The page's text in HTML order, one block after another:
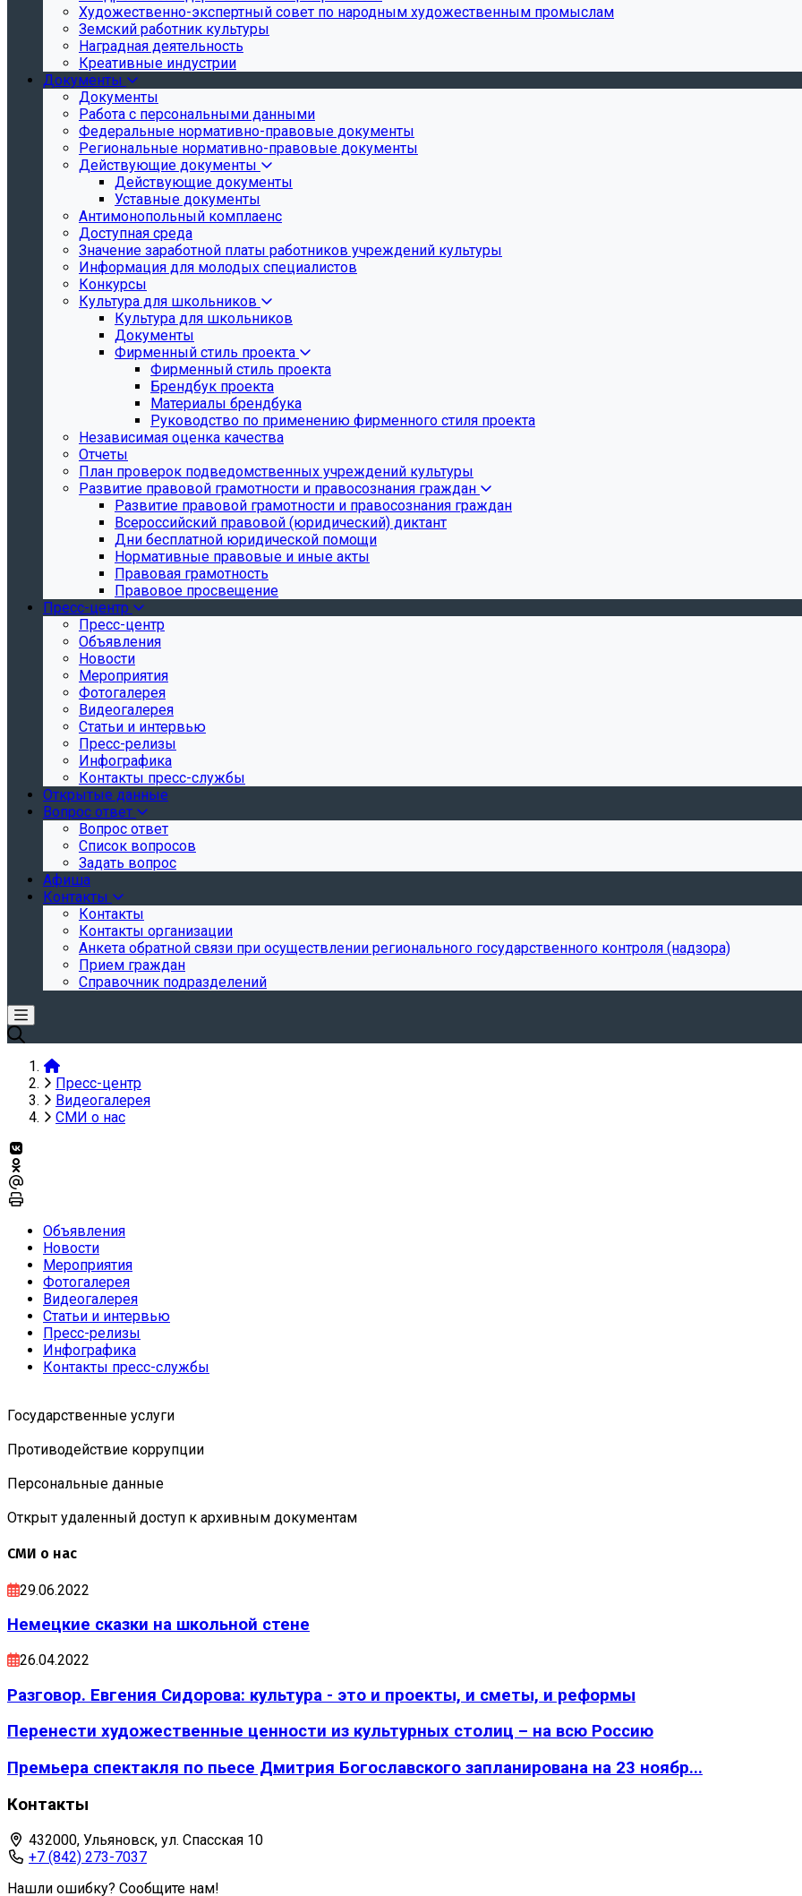
Художественно-экспертный совет по народным художественным промыслам
Земский работник культуры
Наградная деятельность
Креативные индустрии
Документы
Документы
Работа с персональными данными
Федеральные нормативно-правовые документы
Региональные нормативно-правовые документы
Действующие документы
Действующие документы
Уставные документы
Антимонопольный комплаенс
Доступная среда
Значение заработной платы работников учреждений культуры
Информация для молодых специалистов
Конкурсы
Культура для школьников
Культура для школьников
Документы
Фирменный стиль проекта
Фирменный стиль проекта
Брендбук проекта
Материалы брендбука
Руководство по применению фирменного стиля проекта
Независимая оценка качества
Отчеты
План проверок подведомственных учреждений культуры
Развитие правовой грамотности и правосознания граждан
Развитие правовой грамотности и правосознания граждан
Всероссийский правовой (юридический) диктант
Дни бесплатной юридической помощи
Нормативные правовые и иные акты
Правовая грамотность
Правовое просвещение
Пресс-центр
Пресс-центр
Объявления
Новости
Мероприятия
Фотогалерея
Видеогалерея
Статьи и интервью
Пресс-релизы
Инфографика
Контакты пресс-службы
Открытые данные
Вопрос ответ
Вопрос ответ
Список вопросов
Задать вопрос
Афиша
Контакты
Контакты
Контакты организации
Анкета обратной связи при осуществлении регионального государственного контроля (надзора)
Прием граждан
Справочник подразделений
Пресс-центр
Видеогалерея
СМИ о нас
Объявления
Новости
Мероприятия
Фотогалерея
Видеогалерея
Статьи и интервью
Пресс-релизы
Инфографика
Контакты пресс-службы
Государственные услуги
Противодействие коррупции
Персональные данные
Открыт удаленный доступ к архивным документам
СМИ о нас
29.06.2022
Немецкие сказки на школьной стене
26.04.2022
Разговор. Евгения Сидорова: культура - это и проекты, и сметы, и реформы
Перенести художественные ценности из культурных столиц – на всю Россию
Премьера спектакля по пьесе Дмитрия Богославского запланирована на 23 ноябр...
Контакты
432000, Ульяновск, ул. Спасская 10
+7 (842) 273-7037
Нашли ошибку? Сообщите нам!